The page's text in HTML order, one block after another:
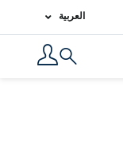
PADI Location Links
العربية
Search